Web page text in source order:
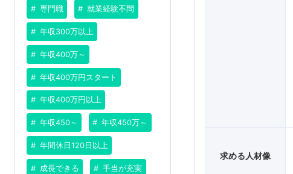
専門職 就業経験不問
年収300万以上
年収400万～
年収400万円スタート
年収400万円以上
年収450～ 年収450万～
年間休日120日以上
成長できる 手当が充実
求める人材像